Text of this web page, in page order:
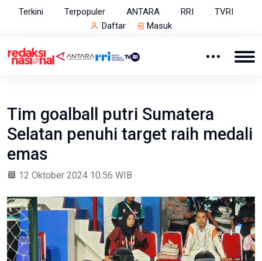
Terkini Terpopuler ANTARA RRI
TVRI
Daftar
Masuk
Tim goalball putri Sumatera
Selatan penuhi target raih medali
emas
12 Oktober 2024 10:56 WIB